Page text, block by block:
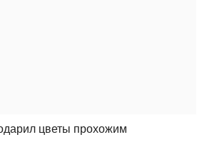
цветы прохожим